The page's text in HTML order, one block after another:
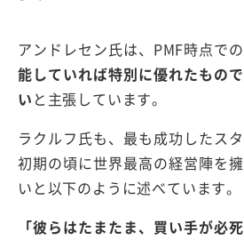
アンドレセン氏は、PMF時点で
能していれば特別に優れたもの
い と主張しています。
ラクルフ氏も、最も成功したス
初期の頃に世界最高の経営陣を
いと以下のように述べています。
「彼らはたまたま、買い手が必